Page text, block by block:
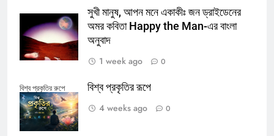
সুখী মানুষ, আপন মনে একাকীঃ জন ড্রাইডেনের
অমর কবিতা Happy the Man-এর বাংলা
অনুবাদ
1 week ago
0
বিশ্ব প্রকৃতির রুপে
বিশ্ব প্রকৃতির রূপে
4 weeks ago
0